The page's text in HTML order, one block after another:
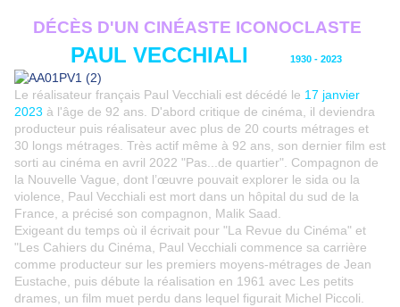
DÉCÈS D'UN CINÉASTE ICONOCLASTE
PAUL VECCHIALI 1930 - 2023
Le réalisateur français Paul Vecchiali est décédé le 17 janvier
2023 à l'âge de 92 ans. D'abord critique de cinéma, il deviendra
producteur puis réalisateur avec plus de 20 courts métrages et
30 longs métrages. Très actif même à 92 ans, son dernier film est
sorti au cinéma en avril 2022 "Pas...de quartier". Compagnon de
la Nouvelle Vague, dont l’œuvre pouvait explorer le sida ou la
violence, Paul Vecchiali est mort dans un hôpital du sud de la
France, a précisé son compagnon, Malik Saad.
Exigeant du temps où il écrivait pour "La Revue du Cinéma" et
"Les Cahiers du Cinéma, Paul Vecchiali commence sa carrière
comme producteur sur les premiers moyens-métrages de Jean
Eustache, puis débute la réalisation en 1961 avec Les petits
drames, un film muet perdu dans lequel figurait Michel Piccoli.